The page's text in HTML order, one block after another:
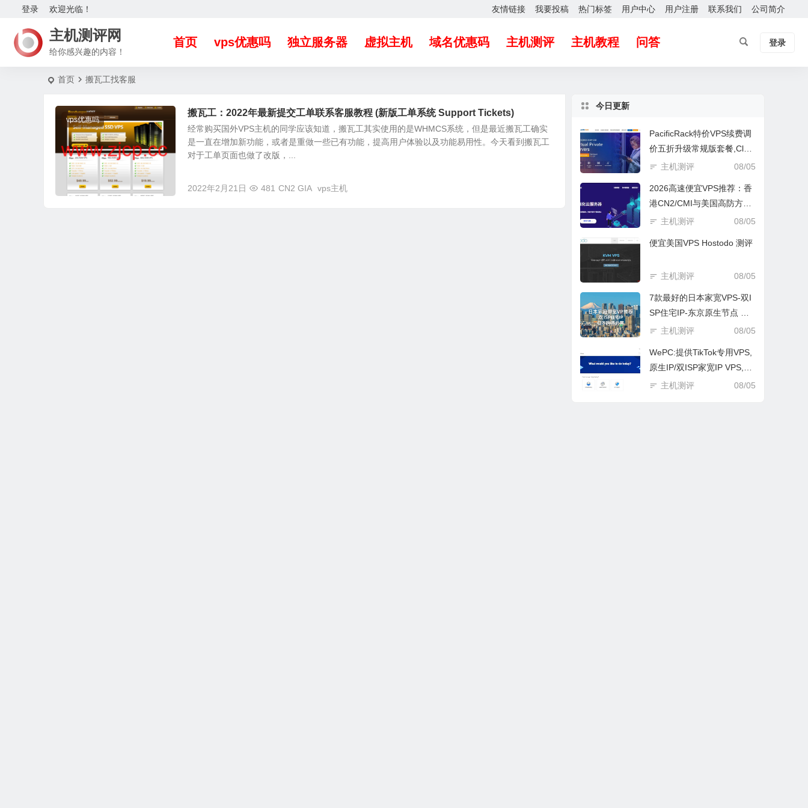
欢迎光临！
登录 友情链接 我要投稿 热门标签 用户中心 用户注册 联系我们 公司简介
主机测评网
给你感兴趣的内容！
首页 vps优惠吗 独立服务器 虚拟主机 域名优惠码 主机测评 主机教程 问答 登录
首页 搬瓦工找客服
vps优惠吗
搬瓦工：2022年最新提交工单联系客服教程 (新版工单系统 Support Tickets)
经常购买国外VPS主机的同学应该知道，搬瓦工其实使用的是WHMCS系统，但是最近搬瓦工确实
是一直在增加新功能，或者是重做一些已有功能，提高用户体验以及功能易用性。今天看到搬瓦工
对于工单页面也做了改版，...
2022年2月21日 481 CN2 GIA vps主机
今日更新
PacificRack特价VPS续费调
价五折升级常规版套餐,Clou
d server续费仍然$2.5/月起
08/05
主机测评
2026高速便宜VPS推荐：香
港CN2/CMI与美国高防方
案，月付$3.89起怎么选？
08/05
主机测评
便宜美国VPS Hostodo 测评
08/05
主机测评
7款最好的日本家宽VPS-双I
SP住宅IP-东京原生节点 测
评
08/05
主机测评
WePC:提供TikTok专用VPS,
原生IP/双ISP家宽IP VPS,可
选全球10+地区 测评
08/05
主机测评